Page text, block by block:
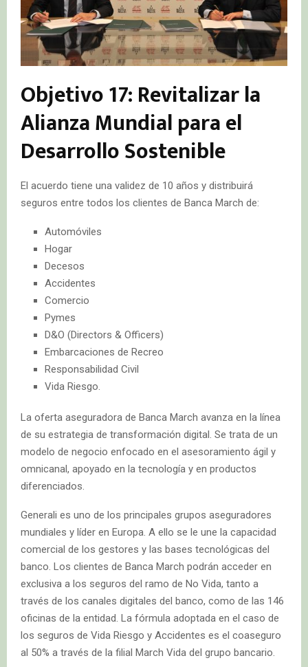
Objetivo 17: Revitalizar la
Alianza Mundial para el
Desarrollo Sostenible
El acuerdo tiene una validez de 10 años y distribuirá
seguros entre todos los clientes de Banca March de:
Automóviles
Hogar
Decesos
Accidentes
Comercio
Pymes
D&O (Directors & Officers)
Embarcaciones de Recreo
Responsabilidad Civil
Vida Riesgo.
La oferta aseguradora de Banca March avanza en la línea
de su estrategia de transformación digital. Se trata de un
modelo de negocio enfocado en el asesoramiento ágil y
omnicanal, apoyado en la tecnología y en productos
diferenciados.
Generali es uno de los principales grupos aseguradores
mundiales y líder en Europa. A ello se le une la capacidad
comercial de los gestores y las bases tecnológicas del
banco. Los clientes de Banca March podrán acceder en
exclusiva a los seguros del ramo de No Vida, tanto a
través de los canales digitales del banco, como de las 146
oficinas de la entidad. La fórmula adoptada en el caso de
los seguros de Vida Riesgo y Accidentes es el coaseguro
al 50% a través de la filial March Vida del grupo bancario.